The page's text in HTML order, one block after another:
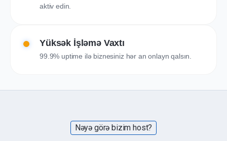
aktiv edin.
Yüksək İşləmə Vaxtı
99.9% uptime ilə biznesiniz hər an onlayn qalsın.
Nəyə görə bizim host?